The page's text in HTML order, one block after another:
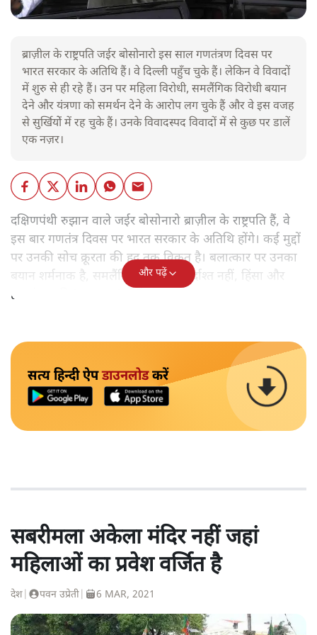
ब्राज़ील के राष्ट्रपति जईर बोसोनारो इस साल गणतंत्रण दिवस पर
भारत सरकार के अतिथि हैं। वे दिल्ली पहुँच चुके हैं। लेकिन वे विवादों
में शुरु से ही रहे हैं। उन पर महिला विरोधी, समलैंगिक विरोधी बयान
देने और यंत्रणा को समर्थन देने के आरोप लग चुके हैं और वे इस वजह
से सुर्खियोें में रह चुके हैं। उनके विवादस्पद विवादों में से कुछ पर डालें
एक नज़र।
दक्षिणपंथी रुझान वाले जईर बोसोनारो ब्राज़ील के राष्ट्रपति हैं, वे
इस बार गणतंत्र दिवस पर भारत सरकार के अतिथि होंगे। कई मुद्दों
पर उनकी सोच क्रूरता की हद तक विकृत है। बलात्कार पर उनका
बयान शर्मनाक है, समलैंगिक लोग उन्हें बर्दाश्त नहीं, हिंसा और
हत्याएं उनकी 'रूल-बुक' में हैं।
और पढ़ें
सत्य हिन्दी ऐपडाउनलोडकरें
सबरीमला अकेला मंदिर नहीं जहां
महिलाओं का प्रवेश वर्जित है
देश पवन उप्रेती 6 MAR, 2021